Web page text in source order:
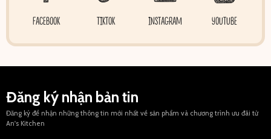
FACEBOOK TIKTOK INSTAGRAM YOUTUBE
Đăng ký nhận bản tin
Đăng ký để nhận những thông tin mới nhất về sản phẩm và chương trình ưu đãi từ
An's Kitchen